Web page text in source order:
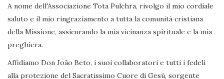
A nome dell'Associazione Tota Pulchra, rivolgo il mio cordiale
saluto e il mio ringraziamento a tutta la comunità cristiana
della Missione, assicurando la mia vicinanza spirituale e la mia
preghiera.
Affidiamo Don João Beto, i suoi collaboratori e tutti i fedeli
alla protezione del Sacratissimo Cuore di Gesù, sorgente